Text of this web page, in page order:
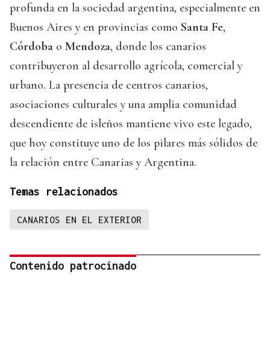
profunda en la sociedad argentina, especialmente en
Buenos Aires y en provincias como Santa Fe,
Córdoba o Mendoza, donde los canarios
contribuyeron al desarrollo agrícola, comercial y
urbano. La presencia de centros canarios,
asociaciones culturales y una amplia comunidad
descendiente de isleños mantiene vivo este legado,
que hoy constituye uno de los pilares más sólidos de
la relación entre Canarias y Argentina.
Temas relacionados
CANARIOS EN EL EXTERIOR
Contenido patrocinado